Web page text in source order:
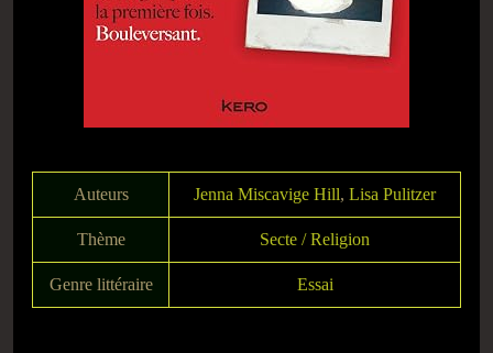
Auteurs Jenna Miscavige Hill, Lisa Pulitzer
Thème Secte / Religion
Genre littéraire Essai